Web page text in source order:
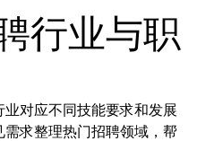
行业与职
对应不同技能要求和发展
求整理热门招聘领域，帮